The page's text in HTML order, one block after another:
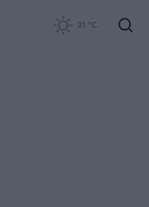
31 °C